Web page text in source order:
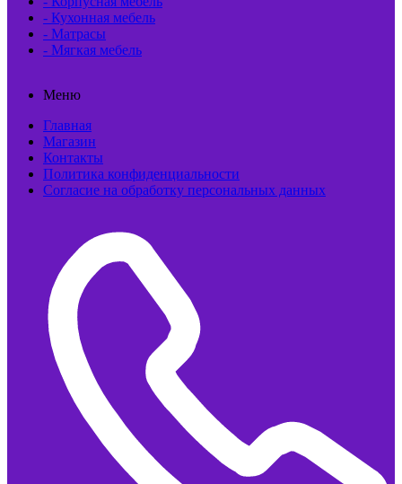
- Кухонная мебель
- Матрасы
- Мягкая мебель
Меню
Главная
Магазин
Контакты
Политика конфиденциальности
Согласие на обработку персональных данных